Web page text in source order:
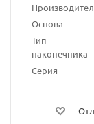
Основа
Тип
наконечника
Серия